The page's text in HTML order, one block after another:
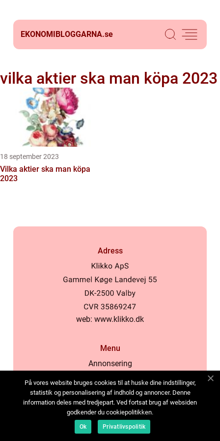
EKONOMIBLOGGARNA.se
vilka aktier ska man köpa 2023
18 september 2023
Vilka aktier ska man köpa
2023
Adress
web: www.klikko.dk
Menu
Annonsering
Cookies
Kontakta oss
Sitemap
På vores website bruges cookies til at huske dine indstillinger,
statistik og personalisering af indhold og annoncer. Denne
information deles med tredjepart. Ved fortsat brug af websiden
godkender du cookiepolitikken.
Ok Privatlivspolitik